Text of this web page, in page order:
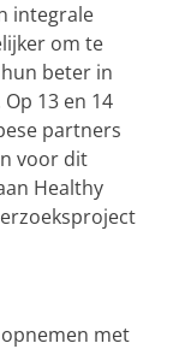
integrale
om te
beter in
13 en 14
partners
voor dit
Healthy
met